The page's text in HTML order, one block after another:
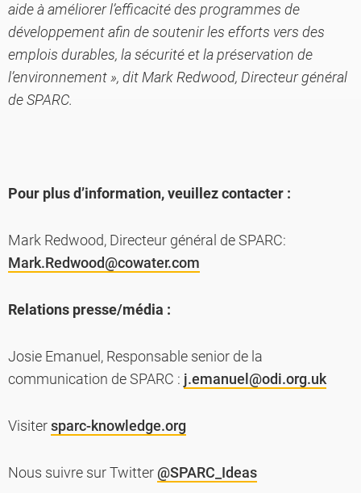
aide à améliorer l’efficacité des programmes de
développement afin de soutenir les efforts vers des
emplois durables, la sécurité et la préservation de
l’environnement », dit Mark Redwood, Directeur général
de SPARC.
Pour plus d’information, veuillez contacter :
Mark Redwood, Directeur général de SPARC:
Mark.Redwood@cowater.com
Relations presse/média :
Josie Emanuel, Responsable senior de la
communication de SPARC : j.emanuel@odi.org.uk
Visitersparc-knowledge.org
Nous suivre sur Twitter @SPARC_Ideas